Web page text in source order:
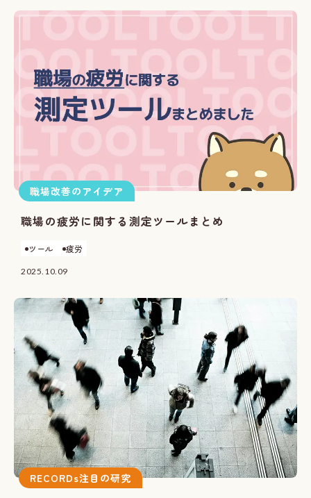
職場改善のアイデア
職場の疲労に関する測定ツールまとめ
ツール 疲労
2025.10.09
RECORDs注目の研究